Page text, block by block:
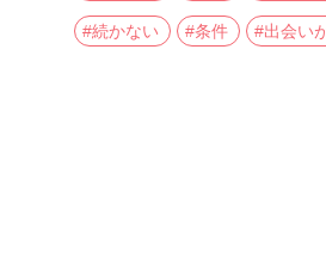
#続かない #条件 #出会い